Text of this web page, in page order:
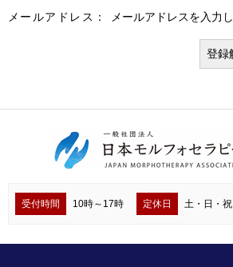
メールアドレス：
受付時間 10時～17時 定休日 土・日・祝